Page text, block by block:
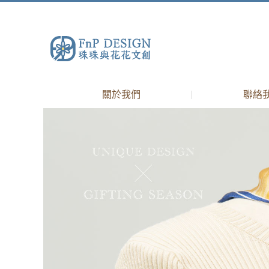
關於我們 聯絡